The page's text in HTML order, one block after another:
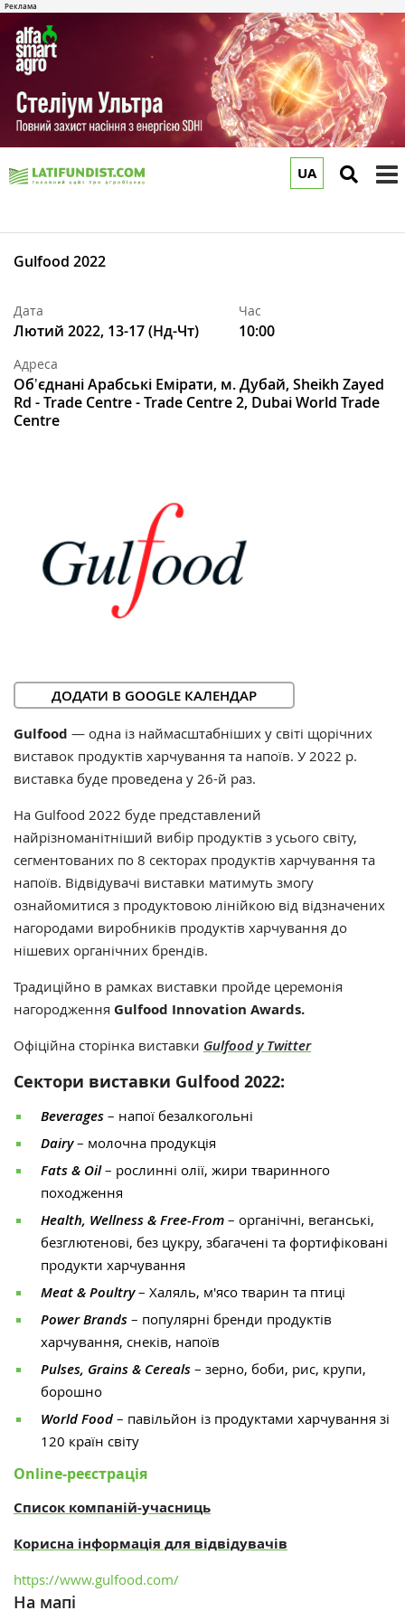
UA
Gulfood 2022
Дата
Лютий 2022, 13-17 (Нд-Чт)
Час
10:00
Адреса
Обʼєднані Арабські Емірати, м. Дубай, Sheikh Zayed
Rd - Trade Centre - Trade Centre 2, Dubai World Trade
Centre
ДОДАТИ В GOOGLE КАЛЕНДАР
Gulfood — одна із наймасштабніших у світі щорічних
виставок продуктів харчування та напоїв. У 2022 р.
виставка буде проведена у 26-й раз.
На Gulfood 2022 буде представлений
найрізноманітніший вибір продуктів з усього світу,
сегментованих по 8 секторах продуктів харчування та
напоїв. Відвідувачі виставки матимуть змогу
ознайомитися з продуктовою лінійкою від відзначених
нагородами виробників продуктів харчування до
нішевих органічних брендів.
Традиційно в рамках виставки пройде церемонія
нагородження Gulfood Innovation Awards.
Офіційна сторінка виставки Gulfood у Twitter
Сектори виставки Gulfood 2022:
Beverages – напої безалкогольні
Dairy– молочна продукція
Fats & Oil– рослинні олії, жири тваринного
походження
Health, Wellness & Free-From – органічні, веганські,
безглютенові, без цукру, збагачені та фортифіковані
продукти харчування
Meat & Poultry– Халяль, м'ясо тварин та птиці
Power Brands – популярні бренди продуктів
харчування, снеків, напоїв
Pulses, Grains & Cereals – зерно, боби, рис, крупи,
борошно
World Food – павільйон із продуктами харчування зі
120 країн світу
Online-реєстрація
Список компаній-учасниць
Корисна інформація для відвідувачів
https://www.gulfood.com/
На мапі